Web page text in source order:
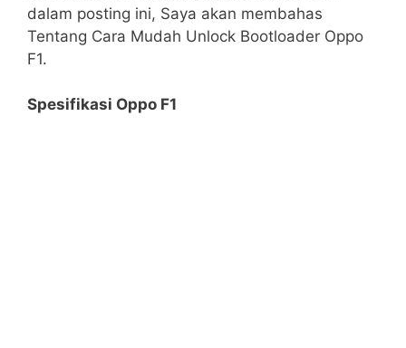
dalam posting ini, Saya akan membahas
Tentang Cara Mudah Unlock Bootloader Oppo
F1.
Spesifikasi Oppo F1